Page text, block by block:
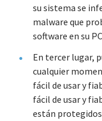
su sistema se
malware que
software en su
En tercer lugar,
cualquier
fácil de usar y
fácil de usar y
están protegidos